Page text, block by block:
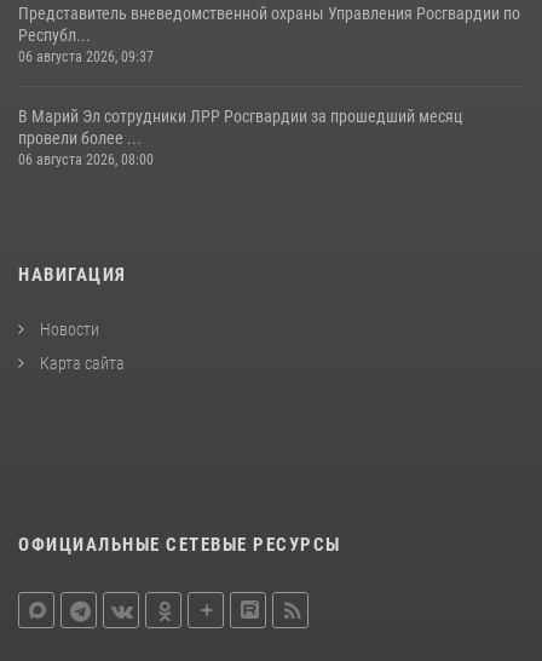
Представитель вневедомственной охраны Управления Росгвардии по
Республ...
06 августа 2026, 09:37
В Марий Эл сотрудники ЛРР Росгвардии за прошедший месяц
провели более ...
06 августа 2026, 08:00
НАВИГАЦИЯ
Новости
Карта сайта
ОФИЦИАЛЬНЫЕ СЕТЕВЫЕ РЕСУРСЫ